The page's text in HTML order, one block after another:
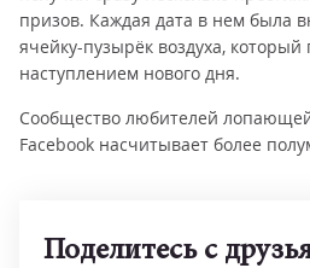
призов. Каждая дата в нем была
ячейку-пузырёк воздуха, который
наступлением нового дня.
Сообщество любителей
Facebook насчитывает более
Поделитесь с